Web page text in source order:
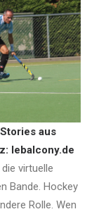
aus
lebalcony.de
virtuelle
Bande. Hockey
Rolle. Wen